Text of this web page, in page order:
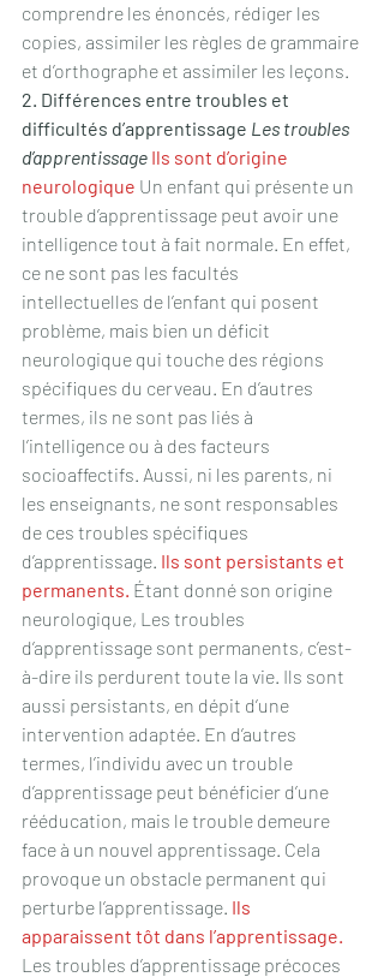
comprendre les énoncés, rédiger les
copies, assimiler les règles de grammaire
et d’orthographe et assimiler les leçons.
2. Différences entre troubles et
difficultés d’apprentissage Les troubles
d’apprentissage Ils sont d’origine
neurologique Un enfant qui présente un
trouble d’apprentissage peut avoir une
intelligence tout à fait normale. En effet,
ce ne sont pas les facultés
intellectuelles de l’enfant qui posent
problème, mais bien un déficit
neurologique qui touche des régions
spécifiques du cerveau. En d’autres
termes, ils ne sont pas liés à
l’intelligence ou à des facteurs
socioaffectifs. Aussi, ni les parents, ni
les enseignants, ne sont responsables
de ces troubles spécifiques
d’apprentissage. Ils sont persistants et
permanents. Étant donné son origine
neurologique, Les troubles
d’apprentissage sont permanents, c’est-
à-dire ils perdurent toute la vie. Ils sont
aussi persistants, en dépit d’une
intervention adaptée. En d’autres
termes, l’individu avec un trouble
d’apprentissage peut bénéficier d’une
rééducation, mais le trouble demeure
face à un nouvel apprentissage. Cela
provoque un obstacle permanent qui
perturbe l’apprentissage. Ils
apparaissent tôt dans l’apprentissage.
Les troubles d’apprentissage précoces